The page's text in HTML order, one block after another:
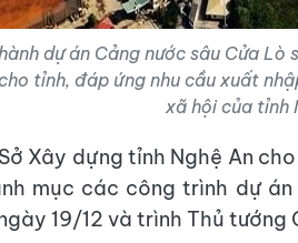
dự án Cảng nước sâu Cửa
tỉnh, đáp ứng nhu cầu xuất
xã hội của tỉnh
Xây dựng tỉnh Nghệ An
mục các công trình dự
19/12 và trình Thủ tướng